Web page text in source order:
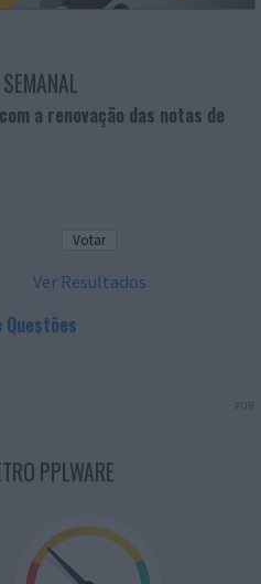
a renovação das notas de
Ver Resultados
Questões
PUB
PPLWARE